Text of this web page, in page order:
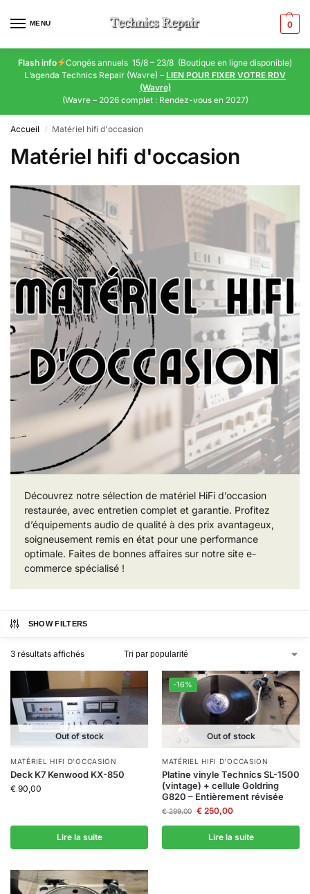
MENU 0
Flash info
Congés annuels 15/8 – 23/8 (Boutique en ligne disponible)
L’agenda Technics Repair (Wavre) – LIEN POUR FIXER VOTRE RDV
(Wavre)
(Wavre – 2026 complet : Rendez-vous en 2027)
Accueil / Matériel hifi d'occasion
Matériel hifi d'occasion
Découvrez notre sélection de matériel HiFi d’occasion
restaurée, avec entretien complet et garantie. Profitez
d’équipements audio de qualité à des prix avantageux,
soigneusement remis en état pour une performance
optimale. Faites de bonnes affaires sur notre site e-
commerce spécialisé !
SHOW FILTERS
3 résultats affichés
Out of stock
MATÉRIEL HIFI D'OCCASION
Deck K7 Kenwood KX-850
€ 90,00
Lire la suite
-16%
Out of stock
MATÉRIEL HIFI D'OCCASION
Platine vinyle Technics SL-1500
(vintage) + cellule Goldring
G820 – Entièrement révisée
€299,00 € 250,00
Lire la suite